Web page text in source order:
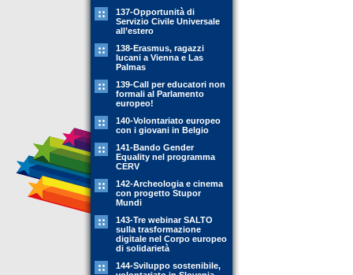
137-Opportunità di
Servizio Civile Universale
all’estero
138-Erasmus, ragazzi
lucani a Vienna e Las
Palmas
139-Call per educatori non
formali al Parlamento
europeo!
140-Volontariato europeo
con i giovani in Belgio
141-Bando Gender
Equality nel programma
CERV
142-Archeologia e cinema
con progetto Stupor
Mundi
143-Tre webinar SALTO
sulla trasformazione
digitale nel Corpo europeo
di solidarietà
144-Sviluppo sostenibile,